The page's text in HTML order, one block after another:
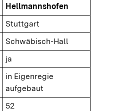
Hellmannshofen
Stuttgart
Schwäbisch-Hall
ja
in Eigenregie
aufgebaut
52